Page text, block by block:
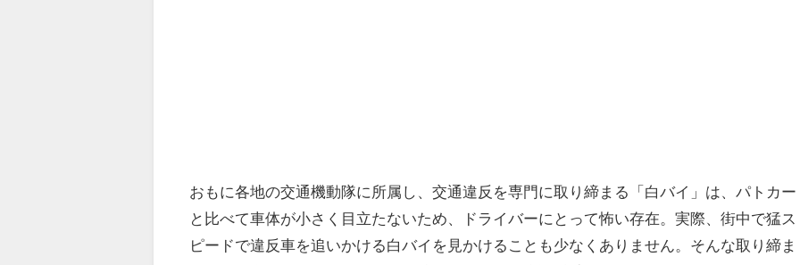
おもに各地の交通機動隊に所属し、交通違反を専門に取り締まる「白バイ」は、パトカー
と比べて車体が小さく目立たないため、ドライバーにとって怖い存在。実際、街中で猛ス
ピードで違反車を追いかける白バイを見かけることも少なくありません。そんな取り締ま